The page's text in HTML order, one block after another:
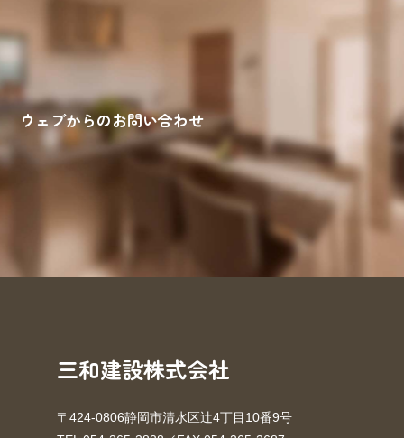
ウェブからのお問い合わせ
お問い合わせ 資料請求
三和建設株式会社
〒424-0806静岡市清水区辻4丁目10番9号